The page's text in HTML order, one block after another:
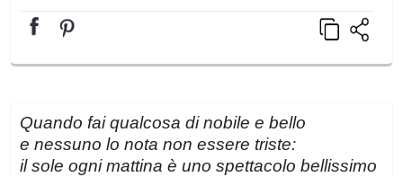
Quando fai qualcosa di nobile e bello
e nessuno lo nota non essere triste:
il sole ogni mattina è uno spettacolo bellissimo